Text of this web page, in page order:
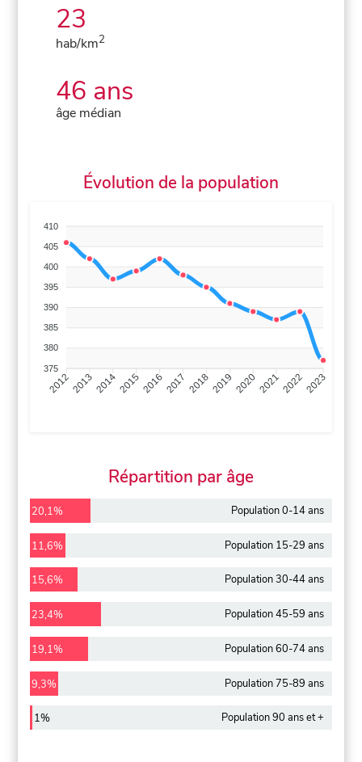
23
hab/km2
46 ans
âge médian
Évolution de la population
410
405
400
395
390
385
380
375
201220132014201520162017 20182019 2020202120222023
Répartition par âge
20,1% Population 0-14 ans
11,6% Population 15-29 ans
15,6% Population 30-44 ans
23,4% Population 45-59 ans
19,1% Population 60-74 ans
9,3% Population 75-89 ans
1% Population 90 ans et +